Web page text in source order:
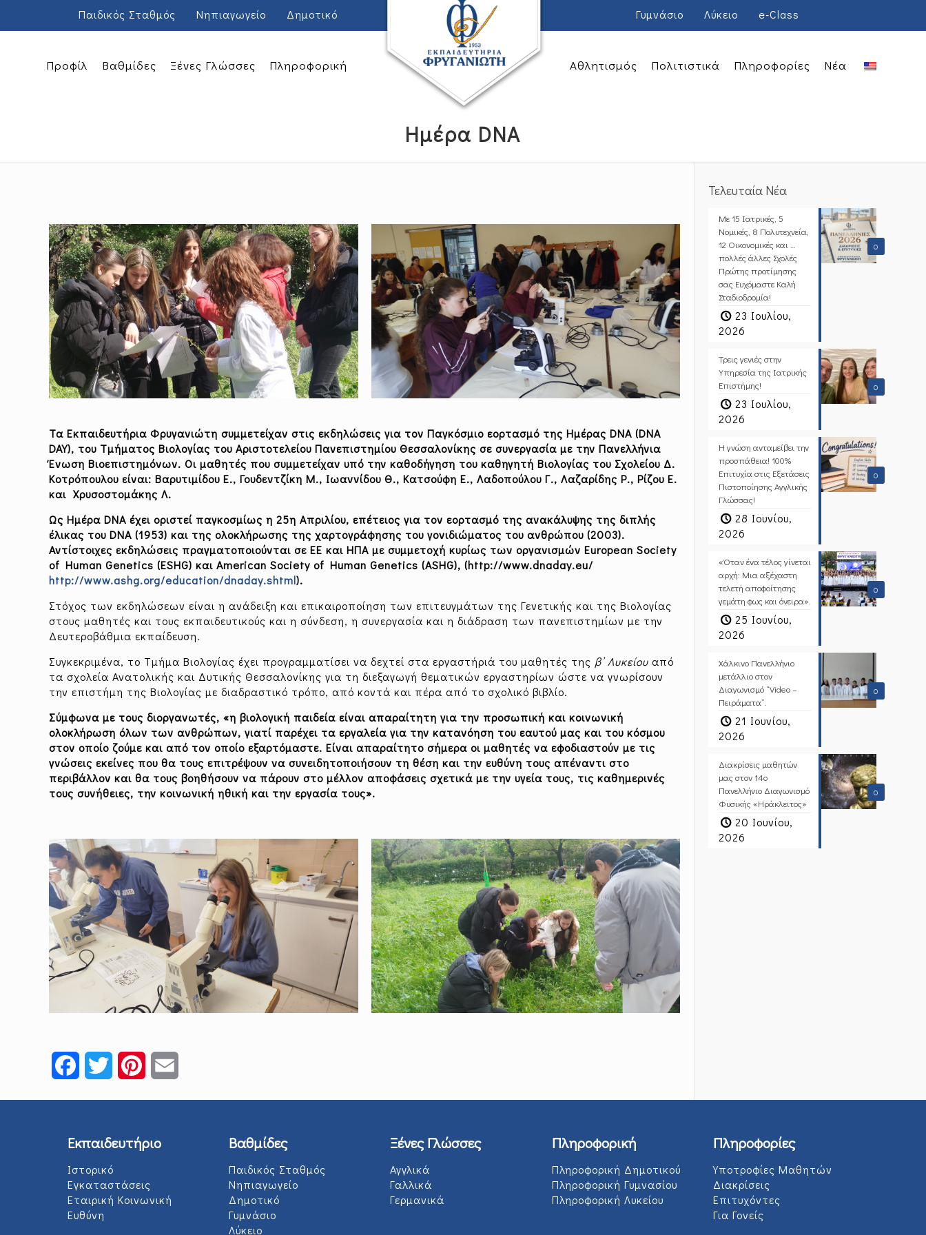
Παιδικός Σταθμός Νηπιαγωγείο Δημοτικό Γυμνάσιο Λύκειο e-Class
Προφίλ Βαθμίδες Ξένες Γλώσσες Πληροφορική Αθλητισμός Πολιτιστικά Πληροφορίες Νέα
Ημέρα DNA
Τα Εκπαιδευτήρια Φρυγανιώτη συμμετείχαν στις εκδηλώσεις για τον Παγκόσμιο εορτασμό της Ημέρας DNA (DNA
DAY), του Τμήματος Βιολογίας του Αριστοτελείου Πανεπιστημίου Θεσσαλονίκης σε συνεργασία με την Πανελλήνια
Ένωση Βιοεπιστημόνων. Οι μαθητές που συμμετείχαν υπό την καθοδήγηση του καθηγητή Βιολογίας του Σχολείου Δ.
Κοτρόπουλου είναι: Βαρυτιμίδου Ε., Γουδεντζίκη Μ., Ιωαννίδου Θ., Κατσούφη Ε., Λαδοπούλου Γ., Λαζαρίδης Ρ., Ρίζου Ε.
και Χρυσοστομάκης Λ.
Ως Ημέρα DNA έχει οριστεί παγκοσμίως η 25η Απριλίου, επέτειος για τον εορτασμό της ανακάλυψης της διπλής
έλικας του DNA (1953) και της ολοκλήρωσης της χαρτογράφησης του γονιδιώματος του ανθρώπου (2003).
Αντίστοιχες εκδηλώσεις πραγματοποιούνται σε ΕΕ και ΗΠΑ με συμμετοχή κυρίως των οργανισμών European Society
of Human Genetics (ESHG) και American Society of Human Genetics (ASHG), (http://www.dnaday.eu/
http://www.ashg.org/education/dnaday.shtml).
Στόχος των εκδηλώσεων είναι η ανάδειξη και επικαιροποίηση των επιτευγμάτων της Γενετικής και της Βιολογίας
στους μαθητές και τους εκπαιδευτικούς και η σύνδεση, η συνεργασία και η διάδραση των πανεπιστημίων με την
Δευτεροβάθμια εκπαίδευση.
Συγκεκριμένα, το Τμήμα Βιολογίας έχει προγραμματίσει να δεχτεί στα εργαστήριά του μαθητές της β’ Λυκείουαπό
τα σχολεία Ανατολικής και Δυτικής Θεσσαλονίκης για τη διεξαγωγή θεματικών εργαστηρίων ώστε να γνωρίσουν
την επιστήμη της Βιολογίας με διαδραστικό τρόπο, από κοντά και πέρα από το σχολικό βιβλίο.
Σύμφωνα με τους διοργανωτές, «η βιολογική παιδεία είναι απαραίτητη για την προσωπική και κοινωνική
ολοκλήρωση όλων των ανθρώπων, γιατί παρέχει τα εργαλεία για την κατανόηση του εαυτού μας και του κόσμου
στον οποίο ζούμε και από τον οποίο εξαρτόμαστε. Είναι απαραίτητο σήμερα οι μαθητές να εφοδιαστούν με τις
γνώσεις εκείνες που θα τους επιτρέψουν να συνειδητοποιήσουν τη θέση και την ευθύνη τους απέναντι στο
περιβάλλον και θα τους βοηθήσουν να πάρουν στο μέλλον αποφάσεις σχετικά με την υγεία τους, τις καθημερινές
τους συνήθειες, την κοινωνική ηθική και την εργασία τους».
FacebookTwitter Pinterest
Τελευταία Νέα
0
Με 15 Ιατρικές, 5
Νομικές, 8 Πολυτεχνεία,
12 Οικονομικές και …
πολλές άλλες Σχολές
Πρώτης προτίμησης
σας Ευχόμαστε Καλή
Σταδιοδρομία!
23 Ιουλίου,
2026
0
Τρεις γενιές στην
Υπηρεσία της Ιατρικής
Επιστήμης!
23 Ιουλίου,
2026
0
Η γνώση ανταμείβει την
προσπάθεια! 100%
Επιτυχία στις Εξετάσεις
Πιστοποίησης Αγγλικής
Γλώσσας!
28 Ιουνίου,
2026
0
«Όταν ένα τέλος γίνεται
αρχή: Μια αξέχαστη
τελετή αποφοίτησης
γεμάτη φως και όνειρα».
25 Ιουνίου,
2026
0
Χάλκινο Πανελλήνιο
μετάλλιο στον
Διαγωνισμό “Video –
Πειράματα”.
21 Ιουνίου,
2026
0
Διακρίσεις μαθητών
μας στον 14ο
Πανελλήνιο Διαγωνισμό
Φυσικής «Ηράκλειτος»
20 Ιουνίου,
2026
Εκπαιδευτήριο
Ιστορικό
Εγκαταστάσεις
Εταιρική Κοινωνική
Ευθύνη
Βαθμίδες
Παιδικός Σταθμός
Νηπιαγωγείο
Δημοτικό
Γυμνάσιο
Λύκειο
Ξένες Γλώσσες
Αγγλικά
Γαλλικά
Γερμανικά
Πληροφορική
Πληροφορική Δημοτικού
Πληροφορική Γυμνασίου
Πληροφορική Λυκείου
Πληροφορίες
Υποτροφίες Μαθητών
Διακρίσεις
Επιτυχόντες
Για Γονείς